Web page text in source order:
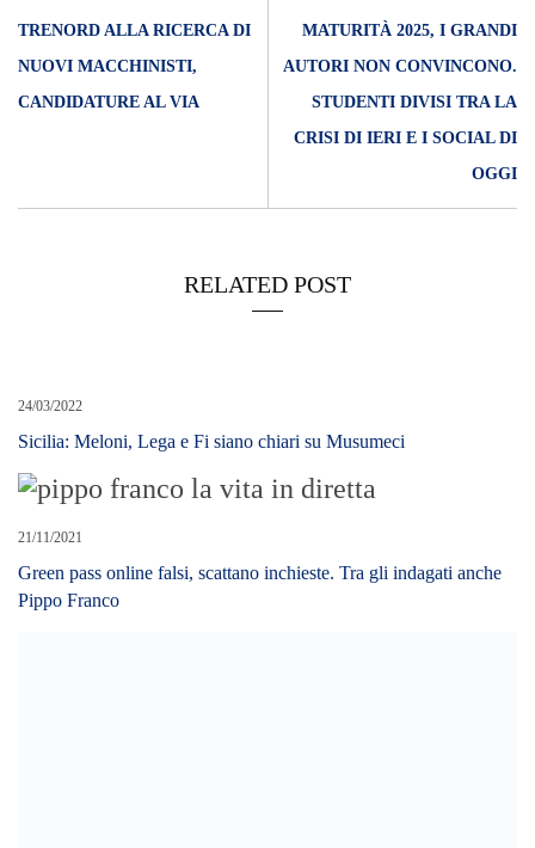
TRENORD ALLA RICERCA DI
NUOVI MACCHINISTI,
CANDIDATURE AL VIA
MATURITÀ 2025, I GRANDI
AUTORI NON CONVINCONO.
STUDENTI DIVISI TRA LA
CRISI DI IERI E I SOCIAL DI
OGGI
RELATED POST
24/03/2022
Sicilia: Meloni, Lega e Fi siano chiari su Musumeci
21/11/2021
Green pass online falsi, scattano inchieste. Tra gli indagati anche
Pippo Franco